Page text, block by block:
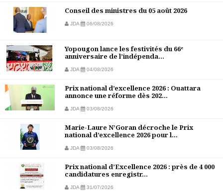
Conseil des ministres du 05 août 2026
JDA 06/08/2026
Yopougon lance les festivités du 66ᵉ
anniversaire de l’indépenda...
JDA 04/08/2026
Prix national d’excellence 2026 : Ouattara
annonce une réforme dès 202...
JDA 03/08/2026
Marie-Laure N’Goran décroche le Prix
national d’excellence 2026 pour l...
JDA 03/08/2026
Prix national d’Excellence 2026 : près de 4 000
candidatures enregistr...
JDA 31/07/2026